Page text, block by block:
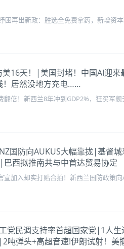
困再出新政：胜选全免费拿药，新增
16天！|美国封堵！中国AI迎
！居然没地方充电……
倍！新西兰8年冲到GDP2%，狂买军
国防向AUKUS大幅靠拢|基督
西拟推南共与中首达贸易协定
加入却实打贴合拍！新西兰国防政策
党民调支持率首超国家党|1人
吨弹头+高超音速!伊朗试射！美